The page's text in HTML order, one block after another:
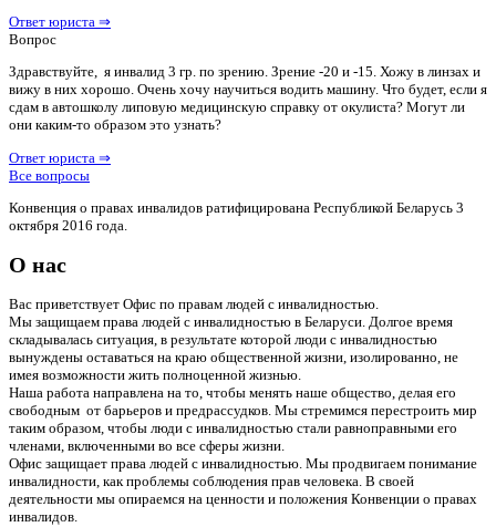
Ответ юриста ⇒
Вопрос
Здравствуйте, я инвалид 3 гр. по зрению. Зрение -20 и -15. Хожу в линзах и
вижу в них хорошо. Очень хочу научиться водить машину. Что будет, если я
сдам в автошколу липовую медицинскую справку от окулиста? Могут ли
они каким-то образом это узнать?
Ответ юриста ⇒
Все вопросы
Конвенция о правах инвалидов ратифицирована Республикой Беларусь 3
октября 2016 года.
О нас
Вас приветствует Офис по правам людей с инвалидностью.
Мы защищаем права людей с инвалидностью в Беларуси. Долгое время
складывалась ситуация, в результате которой люди с инвалидностью
вынуждены оставаться на краю общественной жизни, изолированно, не
имея возможности жить полноценной жизнью.
Наша работа направлена на то, чтобы менять наше общество, делая его
свободным от барьеров и предрассудков. Мы стремимся перестроить мир
таким образом, чтобы люди с инвалидностью стали равноправными его
членами, включенными во все сферы жизни.
Офис защищает права людей с инвалидностью. Мы продвигаем понимание
инвалидности, как проблемы соблюдения прав человека. В своей
деятельности мы опираемся на ценности и положения Конвенции о правах
инвалидов.